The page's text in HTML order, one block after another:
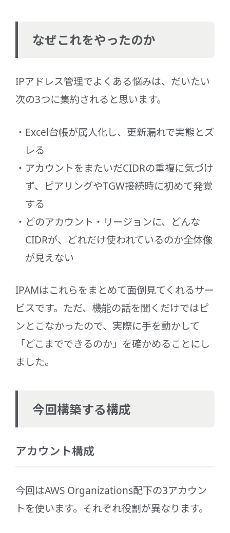
なぜこれをやったのか
IPアドレス管理でよくある悩みは、だいたい
次の3つに集約されると思います。
Excel台帳が属人化し、更新漏れで実態とズ
レる
アカウントをまたいだCIDRの重複に気づけ
ず、ピアリングやTGW接続時に初めて発覚
する
どのアカウント・リージョンに、どんな
CIDRが、どれだけ使われているのか全体像
が見えない
IPAMはこれらをまとめて面倒見てくれるサー
ビスです。ただ、機能の話を聞くだけではピ
ンとこなかったので、実際に手を動かして
「どこまでできるのか」を確かめることにし
ました。
今回構築する構成
アカウント構成
今回はAWS Organizations配下の3アカウン
トを使います。それぞれ役割が異なります。